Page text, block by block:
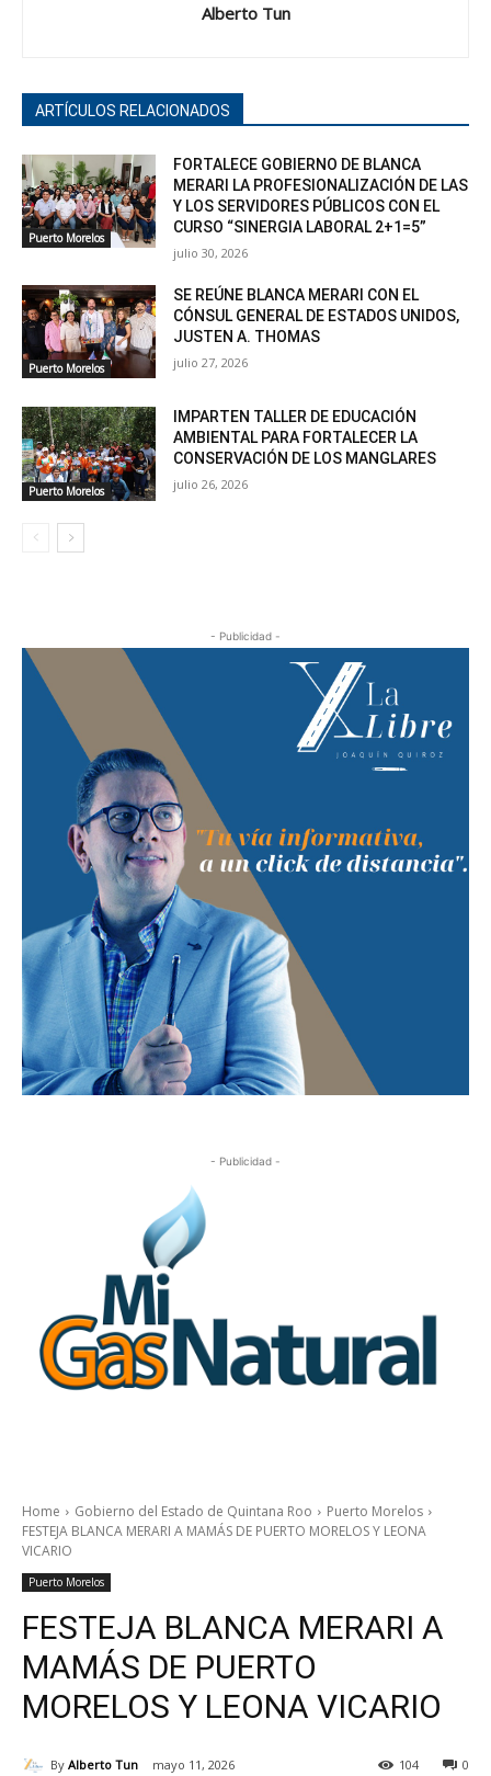
Alberto Tun
ARTÍCULOS RELACIONADOS
Puerto Morelos
FORTALECE GOBIERNO DE BLANCA
MERARI LA PROFESIONALIZACIÓN DE LAS
Y LOS SERVIDORES PÚBLICOS CON EL
CURSO “SINERGIA LABORAL 2+1=5”
julio 30, 2026
Puerto Morelos
SE REÚNE BLANCA MERARI CON EL
CÓNSUL GENERAL DE ESTADOS UNIDOS,
JUSTEN A. THOMAS
julio 27, 2026
Puerto Morelos
IMPARTEN TALLER DE EDUCACIÓN
AMBIENTAL PARA FORTALECER LA
CONSERVACIÓN DE LOS MANGLARES
julio 26, 2026
- Publicidad -
- Publicidad -